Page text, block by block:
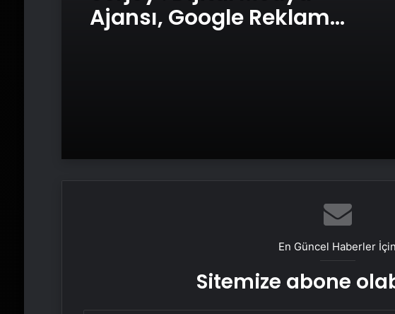
Ajansı, Google Reklam
En Güncel Haberler İçin
Sitemize abone